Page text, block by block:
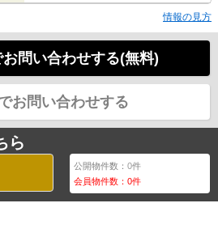
情報の見方
問い合わせする(無料)
お問い合わせする
ら
公開物件数：0件
会員物件数：0件